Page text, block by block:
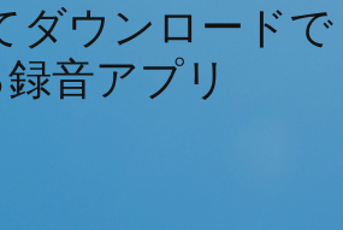
ダウンロードで
音アプリ